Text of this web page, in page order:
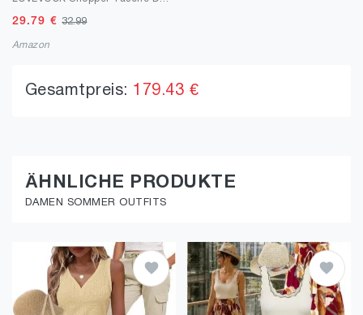
29.79 €32.99
Amazon
Gesamtpreis: 179.43 €
ÄHNLICHE PRODUKTE
DAMEN SOMMER OUTFITS